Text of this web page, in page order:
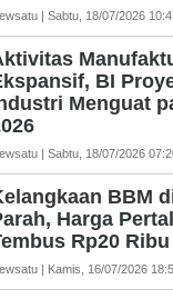
| Sabtu, 18/07/2026
BI
Menguat
| Sabtu, 18/07/2026
BBM
Harga
Rp20
| Kamis, 16/07/2026